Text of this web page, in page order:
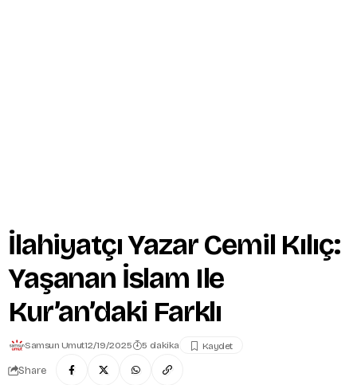
İlahiyatçı Yazar Cemil Kılıç:
Yaşanan İslam Ile
Kur’an’daki Farklı
Samsun Umut12/19/2025 5 dakika
Share